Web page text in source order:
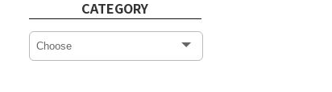
CATEGORY